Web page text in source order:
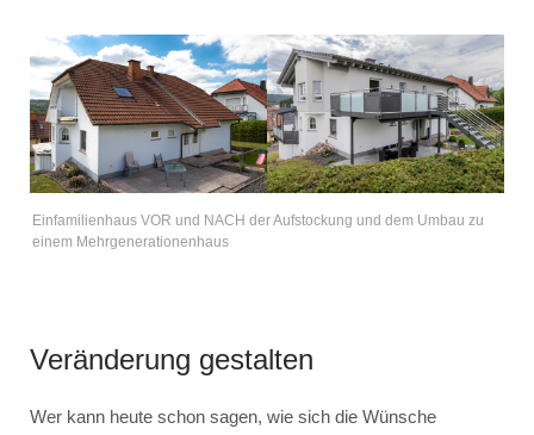
Einfamilienhaus VOR und NACH der Aufstockung und dem Umbau zu
einem Mehrgenerationenhaus
Veränderung gestalten
Wer kann heute schon sagen, wie sich die Wünsche